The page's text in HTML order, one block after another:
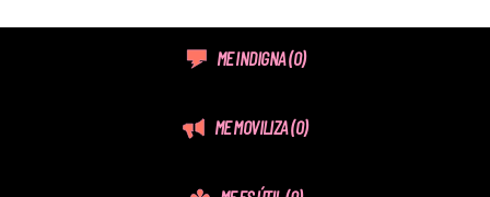
ME INDIGNA(0)
ME MOVILIZA(0)